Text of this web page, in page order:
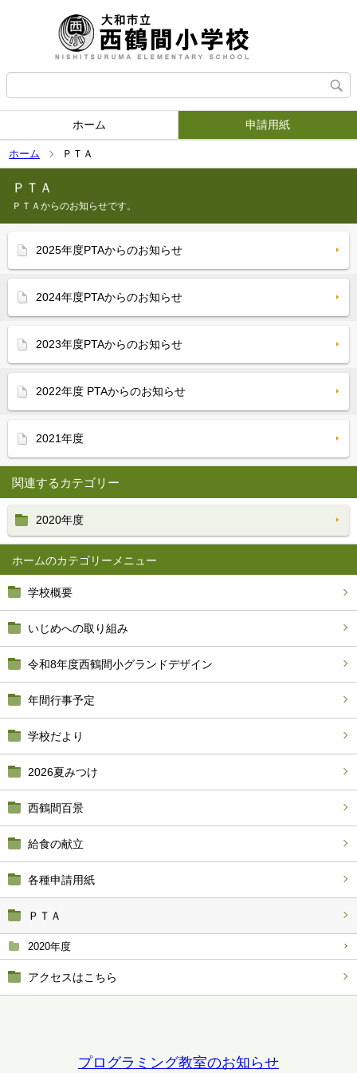
ホーム 申請用紙
ホーム ＰＴＡ
ホーム
学校概要
いじめへの取り組み
令和8年度西鶴間小グランドデザイン
年間行事予定
学校だより
2026夏みつけ
西鶴間百景
給食の献立
各種申請用紙
ＰＴＡ
2020年度
アクセスはこちら
プログラミング教室のお知らせ
ＰＴＡ
ＰＴＡからのお知らせです。
2025年度PTAからのお知らせ
2024年度PTAからのお知らせ
2023年度PTAからのお知らせ
2022年度 PTAからのお知らせ
2021年度
関連するカテゴリー
2020年度